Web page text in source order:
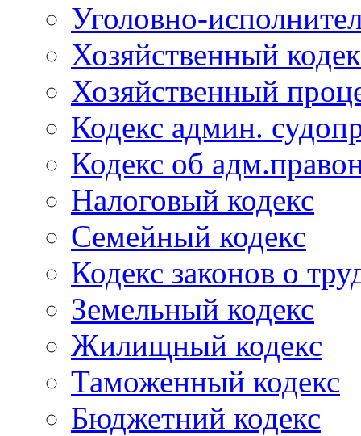
Уголовно-
Хозяйственный
Хозяйственный
Кодекс админ.
Кодекс об
Налоговый кодекс
Семейный кодекс
Кодекс законов о
Земельный кодекс
Жилищный кодекс
Таможенный кодекс
Бюджетний кодекс